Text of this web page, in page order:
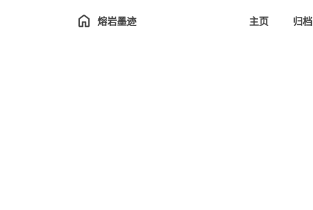
熔岩墨迹 主页 归档